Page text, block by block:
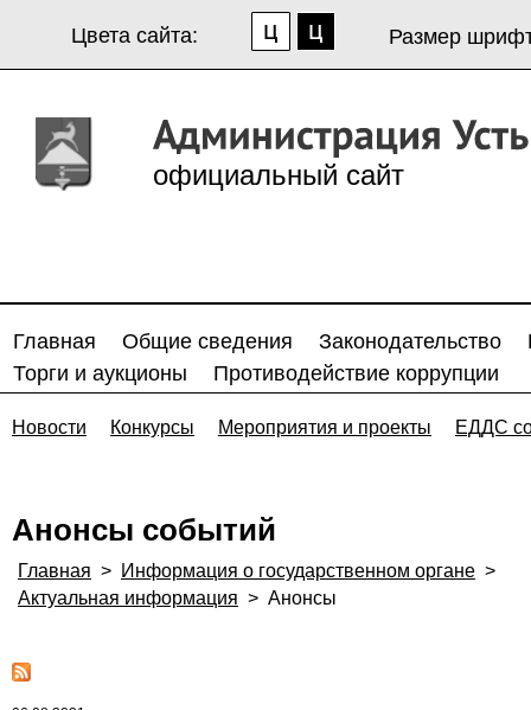
Цвета сайта: Размер
официальный сайт
Главная Общие сведения Законодательство
Торги и аукционы
Противодействие коррупции
Новости Конкурсы Мероприятия и проекты ЕДДС
Анонсы событий
Главная > Информация о государственном органе >
Актуальная информация > Анонсы